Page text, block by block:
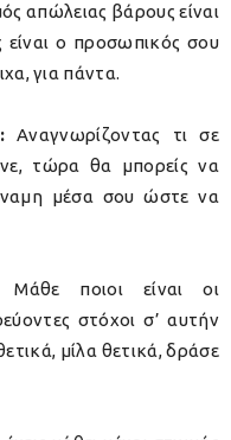
απώλειας βάρους είναι
είναι ο προσωπικός σου
για πάντα.
Αναγνωρίζοντας τι σε
τώρα θα μπορείς να
μέσα σου ώστε να
Μάθε ποιοι είναι οι
στόχοι σ’ αυτήν
μίλα θετικά, δράσε